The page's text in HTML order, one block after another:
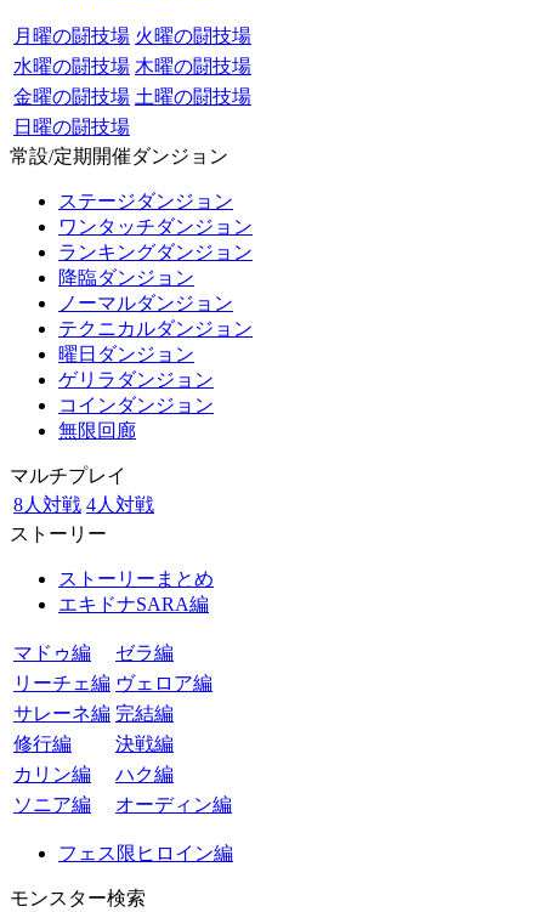
月曜の闘技場 火曜の闘技場
水曜の闘技場 木曜の闘技場
金曜の闘技場 土曜の闘技場
日曜の闘技場
常設/定期開催ダンジョン
ステージダンジョン
ワンタッチダンジョン
ランキングダンジョン
降臨ダンジョン
ノーマルダンジョン
テクニカルダンジョン
曜日ダンジョン
ゲリラダンジョン
コインダンジョン
無限回廊
マルチプレイ
8人対戦 4人対戦
ストーリー
ストーリーまとめ
エキドナSARA編
マドゥ編
ゼラ編
リーチェ編 ヴェロア編
サレーネ編 完結編
修行編
決戦編
カリン編
ハク編
ソニア編
オーディン編
フェス限ヒロイン編
モンスター検索